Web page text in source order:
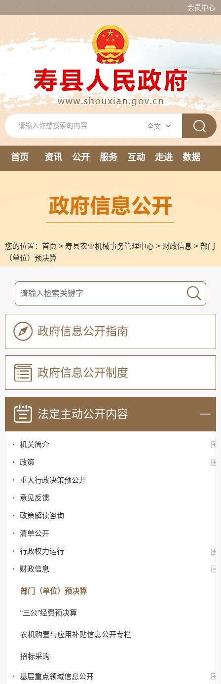
会员中心
首页 资讯 公开 服务 互动 走进
数据
您的位置： 首页 > 寿县农业机械事务管理中心 > 财政信息 > 部门
（单位）预决算
政府信息公开指南
政府信息公开制度
法定主动公开内容
机关简介
政策
重大行政决策预公开
意见反馈
政策解读咨询
清单公开
行政权力运行
财政信息
部门（单位）预决算
“三公”经费预决算
农机购置与应用补贴信息公开专栏
招标采购
基层重点领域信息公开